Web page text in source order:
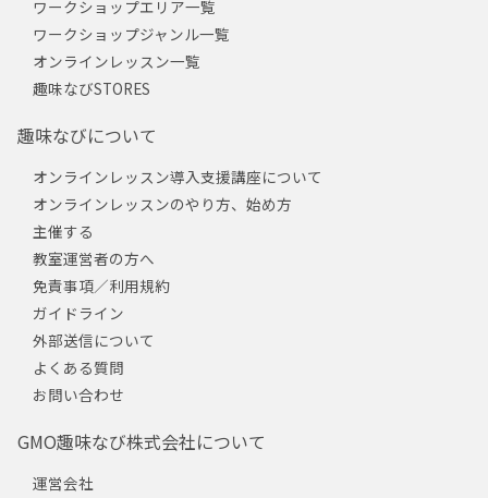
ワークショップエリア一覧
ワークショップジャンル一覧
オンラインレッスン一覧
趣味なびSTORES
趣味なびについて
オンラインレッスン導入支援講座について
オンラインレッスンのやり方、始め方
主催する
教室運営者の方へ
免責事項／利用規約
ガイドライン
外部送信について
よくある質問
お問い合わせ
GMO趣味なび株式会社について
運営会社